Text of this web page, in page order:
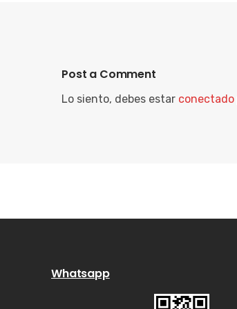
Post a Comment
Lo siento, debes estar conectado
Whatsapp